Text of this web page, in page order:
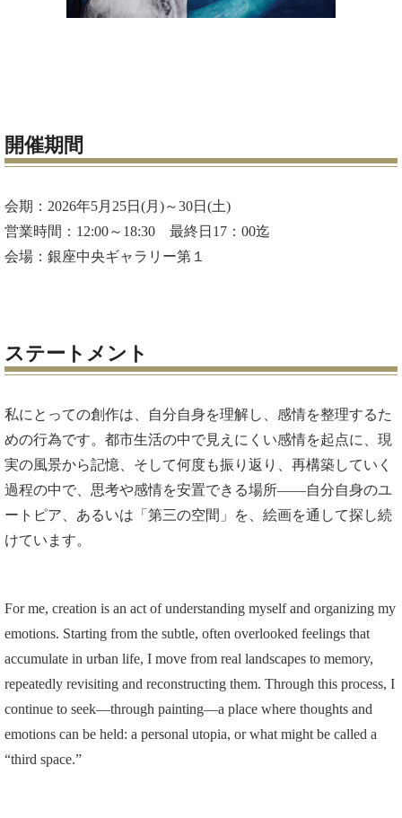
開催期間
会期：2026年5月25日(月)～30日(土)
営業時間：12:00～18:30 最終日17：00迄
会場：銀座中央ギャラリー第１
ステートメント
私にとっての創作は、自分自身を理解し、感情を整理するた
めの行為です。都市生活の中で見えにくい感情を起点に、現
実の風景から記憶、そして何度も振り返り、再構築していく
過程の中で、思考や感情を安置できる場所――自分自身のユ
ートピア、あるいは「第三の空間」を、絵画を通して探し続
けています。
For me, creation is an act of understanding myself and organizing my
emotions. Starting from the subtle, often overlooked feelings that
accumulate in urban life, I move from real landscapes to memory,
repeatedly revisiting and reconstructing them. Through this process, I
continue to seek—through painting—a place where thoughts and
emotions can be held: a personal utopia, or what might be called a
“third space.”